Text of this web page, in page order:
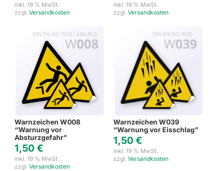
inkl. 19 % MwSt.
zzgl. Versandkosten
inkl. 19 % MwSt.
zzgl. Versandkosten
Warnzeichen W008
“Warnung vor
Absturzgefahr”
1,50 €
inkl. 19 % MwSt.
zzgl. Versandkosten
Warnzeichen W039
“Warnung vor Eisschlag”
1,50 €
inkl. 19 % MwSt.
zzgl. Versandkosten